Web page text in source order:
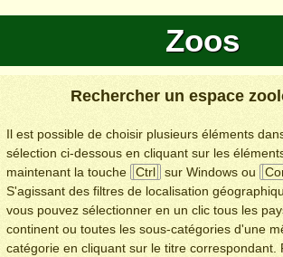
Zoos
Rechercher un espace
Il est possible de choisir plusieurs éléments
sélection ci-dessous en cliquant sur les
maintenant la touche
Ctrl sur Windows ou
S'agissant des filtres de localisation
vous pouvez sélectionner en un clic tous les
continent ou toutes les sous-catégories d'une
catégorie en cliquant sur le titre correspondant.